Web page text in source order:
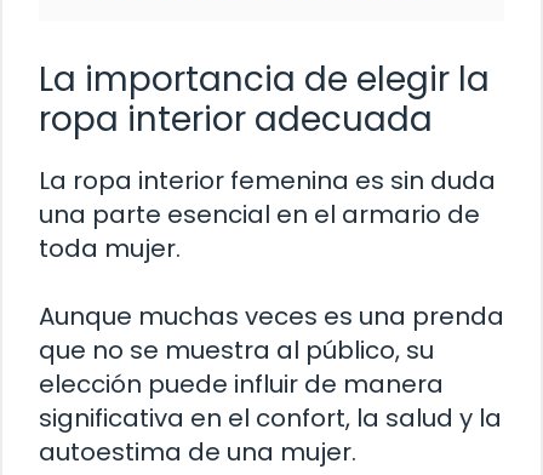
La importancia de elegir la
ropa interior adecuada
La ropa interior femenina es sin duda
una parte esencial en el armario de
toda mujer.
Aunque muchas veces es una prenda
que no se muestra al público, su
elección puede influir de manera
significativa en el confort, la salud y la
autoestima de una mujer.